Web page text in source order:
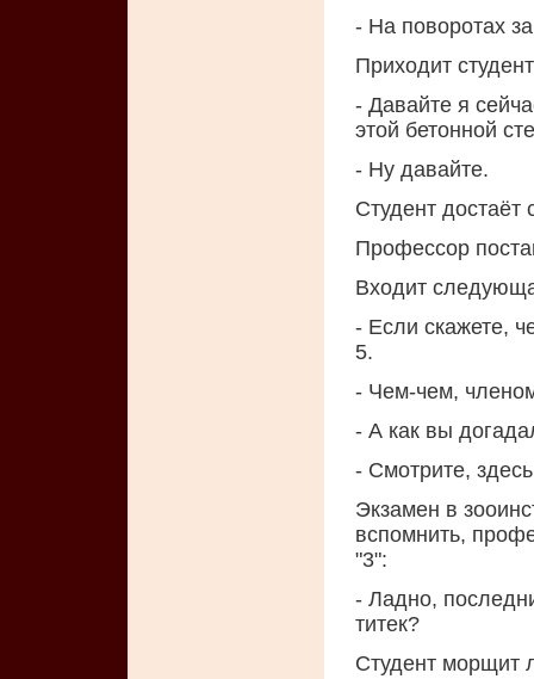
- На поворотах
Приходит
- Давайте я
этой бетонной
- Ну давайте.
Студент
Профессор
Входит
- Если скажете,
5.
- Чем-чем,
- А как вы
- Смотрите,
Экзамен в
вспомнить,
"3":
- Ладно,
титек?
Студент морщит